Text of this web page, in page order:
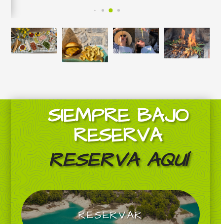
SIEMPRE BAJO
RESERVA
RESERVA AQUÍ
RESERVAR